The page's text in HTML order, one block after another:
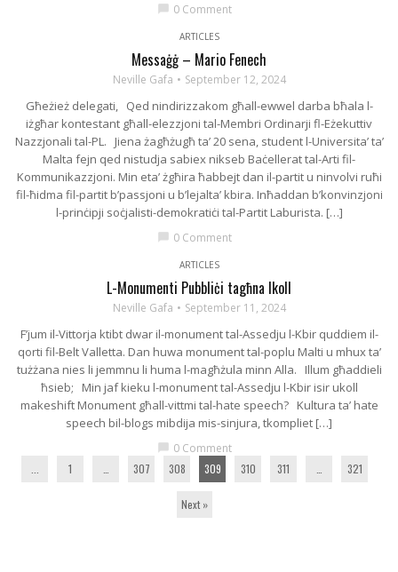
0 Comment
ARTICLES
Messaġġ – Mario Fenech
Neville Gafa September 12, 2024
Għeżież delegati, Qed nindirizzakom għall-ewwel darba bħala l-
iżgħar kontestant għall-elezzjoni tal-Membri Ordinarji fl-Eżekuttiv
Nazzjonali tal-PL. Jiena żagħżugħ ta’ 20 sena, student l-Universita’ ta’
Malta fejn qed nistudja sabiex nikseb Baċellerat tal-Arti fil-
Kommunikazzjoni. Min eta’ żgħira ħabbejt dan il-partit u ninvolvi ruħi
fil-ħidma fil-partit b’passjoni u b’lejalta’ kbira. Inħaddan b’konvinzjoni
l-prinċipji soċjalisti-demokratiċi tal-Partit Laburista. […]
0 Comment
ARTICLES
L-Monumenti Pubbliċi tagħna lkoll
Neville Gafa September 11, 2024
F’jum il-Vittorja ktibt dwar il-monument tal-Assedju l-Kbir quddiem il-
qorti fil-Belt Valletta. Dan huwa monument tal-poplu Malti u mhux ta’
tużżana nies li jemmnu li huma l-magħżula minn Alla. Illum għaddieli
ħsieb; Min jaf kieku l-monument tal-Assedju l-Kbir isir ukoll
makeshift Monument għall-vittmi tal-hate speech? Kultura ta’ hate
speech bil-blogs mibdija mis-sinjura, tkompliet […]
0 Comment
1 307 308 309 310 311 321
Next »